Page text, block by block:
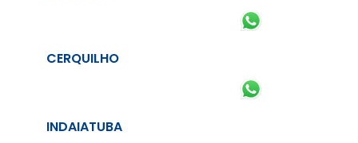
CERQUILHO
INDAIATUBA